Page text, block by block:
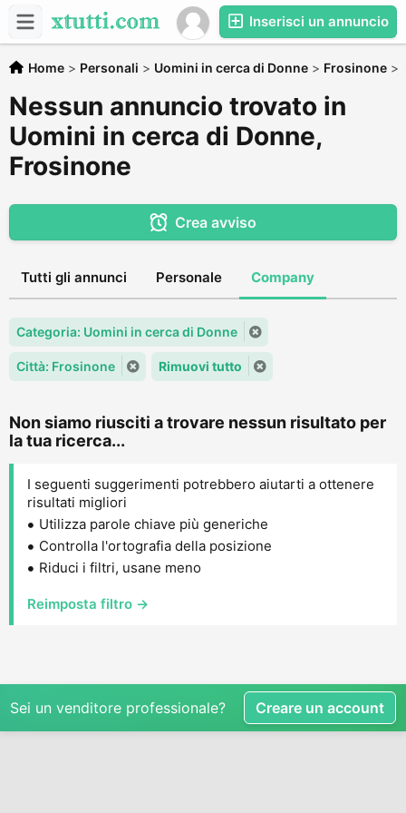
Inserisci un annuncio
Home > Personali > Uomini in cerca di Donne > Frosinone >
Nessun annuncio trovato in
Uomini in cerca di Donne,
Frosinone
Crea avviso
Tutti gli annunci Personale Company
Categoria: Uomini in cerca di Donne
Città: Frosinone Rimuovi tutto
Non siamo riusciti a trovare nessun risultato per
la tua ricerca...
I seguenti suggerimenti potrebbero aiutarti a ottenere
risultati migliori
Utilizza parole chiave più generiche
Controlla l'ortografia della posizione
Riduci i filtri, usane meno
Reimposta filtro →
Sei un venditore professionale? Creare un account